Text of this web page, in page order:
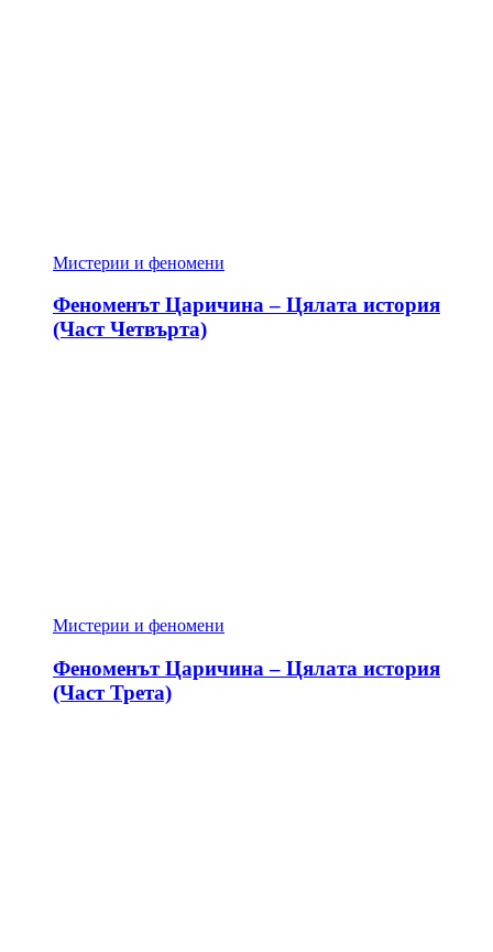
Мистерии и феномени
Феноменът Царичина – Цялата история
(Част Четвърта)
Мистерии и феномени
Феноменът Царичина – Цялата история
(Част Трета)